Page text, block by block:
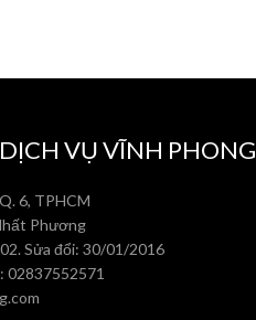
VỤ VĨNH PHONG
6, TPHCM
Phương
Sửa đổi: 30/01/2016
02837552571